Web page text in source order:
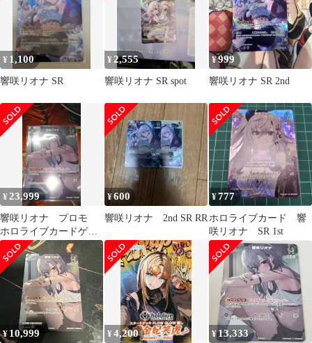
¥ 1,100
響咲リオナ SR
¥ 2,555
響咲リオナ SR spot
¥999
響咲リオナ SR 2nd
¥ 23,999
響咲リオナ プロモ
ホロライブカードゲー
ム ホロカ
¥600
響咲リオナ 2nd SR RR
¥777
ホロライブカード 響
咲リオナ SR 1st
¥ 10,999 ¥4,200 ¥13,333